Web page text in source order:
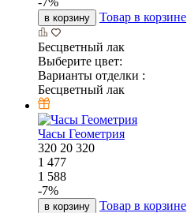
в корзину Товар в корзине
Бесцветный лак
Выберите цвет:
Варианты отделки :
Бесцветный лак
Часы Геометрия
320 20 320
1 477
1 588
-7%
в корзину Товар в корзине